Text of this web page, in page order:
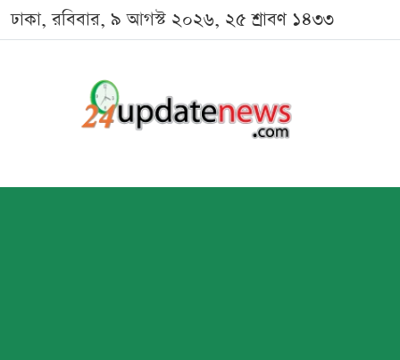
ঢাকা, রবিবার, ৯ আগস্ট ২০২৬, ২৫ শ্রাবণ ১৪৩৩